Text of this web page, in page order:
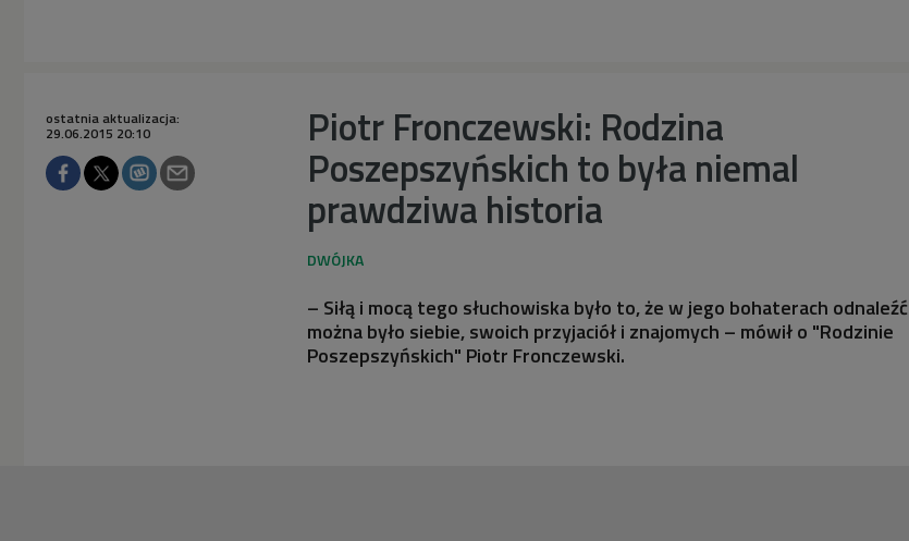
Piotr Fronczewski: Rodzina
Poszepszyńskich to była niemal
prawdziwa historia
ostatnia aktualizacja:
29.06.2015 20:10
– Siłą i mocą tego słuchowiska było to, że w jego bohaterach odnaleźć
można było siebie, swoich przyjaciół i znajomych – mówił o "Rodzinie
Poszepszyńskich" Piotr Fronczewski.